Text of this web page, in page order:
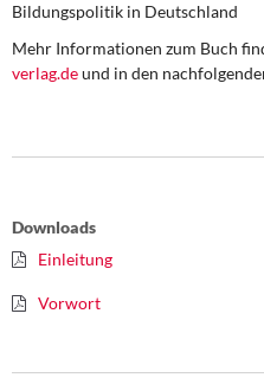
Bildungspolitik in Deutschland
Mehr Informationen zum Buch
verlag.deund in den
Downloads
Einleitung
Vorwort